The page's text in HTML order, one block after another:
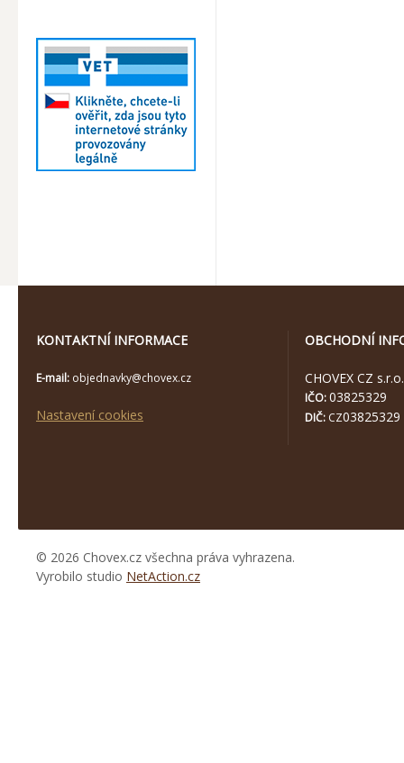
KONTAKTNÍ INFORMACE
E-mail: objednavky@chovex.cz
Nastavení cookies
OBCHODNÍ
CHOVEX CZ s.r.o.
IČO:03825329
DIČ: CZ03825329
© 2026 Chovex.cz všechna práva vyhrazena.
Vyrobilo studio NetAction.cz